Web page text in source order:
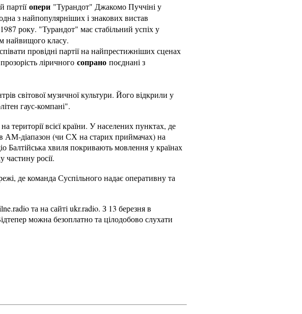
партіїопери "Турандот" Джакомо Пуччіні у
з найпопулярніших і знакових вистав
року. "Турандот" має стабільний успіх у
найвищого класу.
провідні партії на найпрестижніших сценах
ліричного сопрано поєднані з
світової музичної культури. Його відкрили у
гаус-компані".
території всієї країни. У населених пунктах, де
в АМ-діапазон (чи СХ на старих приймачах) на
Балтійська хвиля покривають мовлення у країнах
частину росії.
де команда Суспільного надає оперативну та
та на сайті ukr.radio. З 13 березня в
можна безоплатно та цілодобово слухати